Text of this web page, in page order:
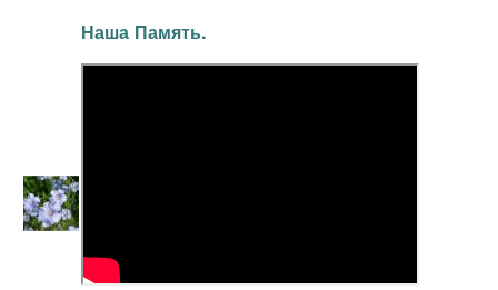
Наша Память.